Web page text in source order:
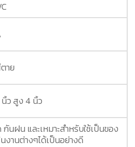
าย
นิ้ว สูง 4 นิ้ว
นฝน และเหมาะสำหรับใช้เป็นของ
งานต่างๆได้เป็นอย่างดี